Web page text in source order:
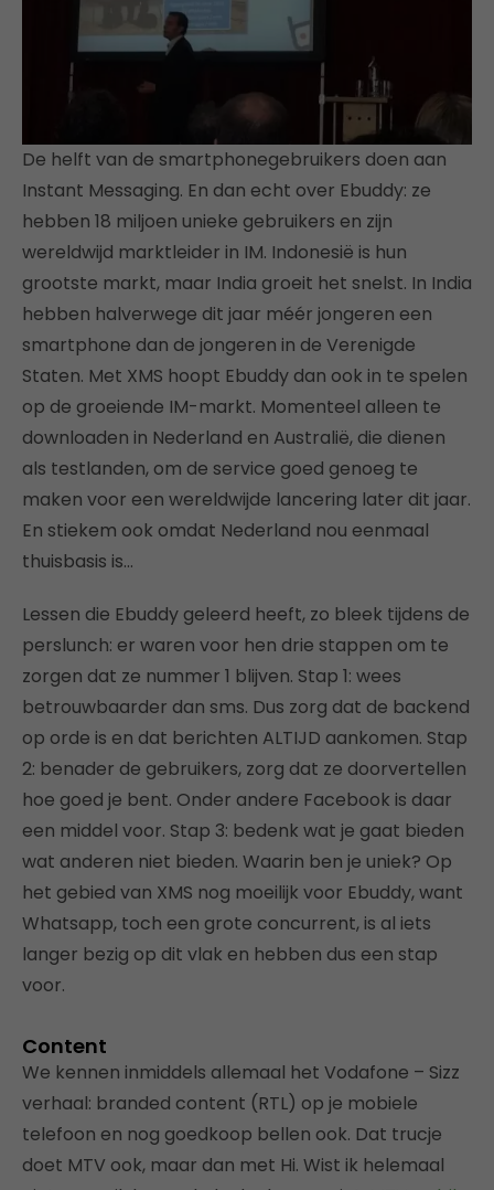
De helft van de smartphonegebruikers doen aan
Instant Messaging. En dan echt over Ebuddy: ze
hebben 18 miljoen unieke gebruikers en zijn
wereldwijd marktleider in IM. Indonesië is hun
grootste markt, maar India groeit het snelst. In India
hebben halverwege dit jaar méér jongeren een
smartphone dan de jongeren in de Verenigde
Staten. Met XMS hoopt Ebuddy dan ook in te spelen
op de groeiende IM-markt. Momenteel alleen te
downloaden in Nederland en Australië, die dienen
als testlanden, om de service goed genoeg te
maken voor een wereldwijde lancering later dit jaar.
En stiekem ook omdat Nederland nou eenmaal
thuisbasis is…
Lessen die Ebuddy geleerd heeft, zo bleek tijdens de
perslunch: er waren voor hen drie stappen om te
zorgen dat ze nummer 1 blijven. Stap 1: wees
betrouwbaarder dan sms. Dus zorg dat de backend
op orde is en dat berichten ALTIJD aankomen. Stap
2: benader de gebruikers, zorg dat ze doorvertellen
hoe goed je bent. Onder andere Facebook is daar
een middel voor. Stap 3: bedenk wat je gaat bieden
wat anderen niet bieden. Waarin ben je uniek? Op
het gebied van XMS nog moeilijk voor Ebuddy, want
Whatsapp, toch een grote concurrent, is al iets
langer bezig op dit vlak en hebben dus een stap
voor.
Content
We kennen inmiddels allemaal het Vodafone – Sizz
verhaal: branded content (RTL) op je mobiele
telefoon en nog goedkoop bellen ook. Dat trucje
doet MTV ook, maar dan met Hi. Wist ik helemaal